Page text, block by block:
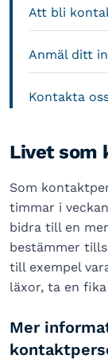
Att bli
Anmäl ditt
Kontakta
Livet som
Som
timmar i
bidra till en
bestämmer
till exempel
läxor, ta en
Mer